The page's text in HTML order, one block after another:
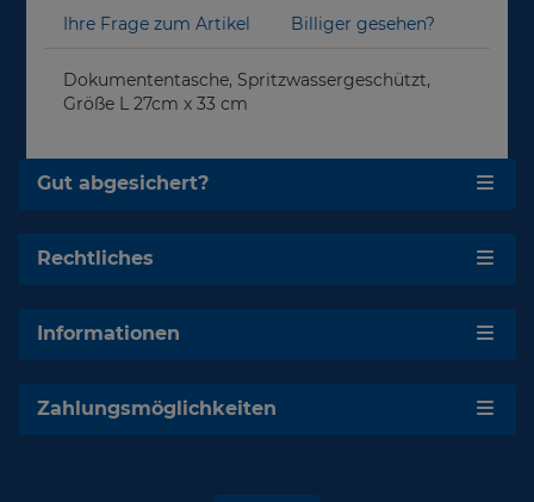
Ihre Frage zum Artikel Billiger gesehen?
Dokumententasche, Spritzwassergeschützt,
Größe L 27cm x 33 cm
Gut abgesichert?
Rechtliches
Informationen
Zahlungsmöglichkeiten